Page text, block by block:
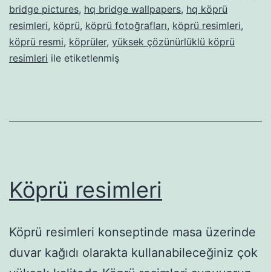
bridge pictures, hq bridge wallpapers, hq köprü
resimleri, köprü, köprü fotoğrafları, köprü resimleri,
köprü resmi, köprüler, yüksek çözünürlüklü köprü
resimleri ile etiketlenmiş
Köprü resimleri
Köprü resimleri konseptinde masa üzerinde
duvar kağıdı olarakta kullanabileceğiniz çok